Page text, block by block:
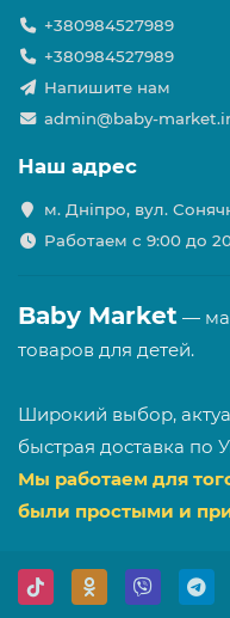
+380984527989
+380984527989
Напишите нам
admin@baby-
Наш адрес
м. Дніпро, вул.
Работаем с 9:00 до
Baby Market —
товаров для детей.
Широкий выбор,
быстрая доставка по
Мы работаем для
были простыми и